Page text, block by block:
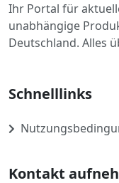
Ihr Portal für
unabhängige
Deutschland. Alles
Schnelllinks
Kontakt